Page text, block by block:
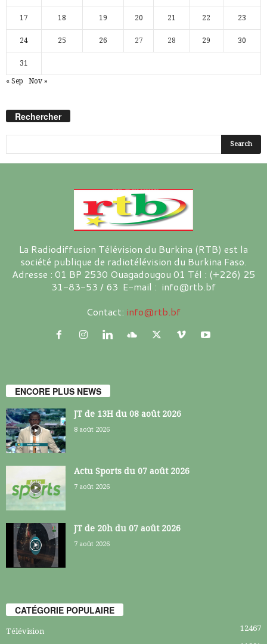
17 18 19 20 21 22 23
24 25 26 27 28 29 30
31
« Sep Nov »
Rechercher
La Radiodiffusion Télévision du Burkina (RTB) est la
société publique de radiotélévision du Burkina Faso.
Adresse : 01 BP 2530 Ouagadougou 01 Tél : (+226) 25
31-83-53 / 63 E-mail : info@rtb.bf
Contact: info@rtb.bf
ENCORE PLUS NEWS
JT de 13H du 08 août 2026
8 août 2026
Actu Sports du 07 août 2026
7 août 2026
JT de 20h du 07 août 2026
7 août 2026
CATÉGORIE POPULAIRE
Télévision
12467